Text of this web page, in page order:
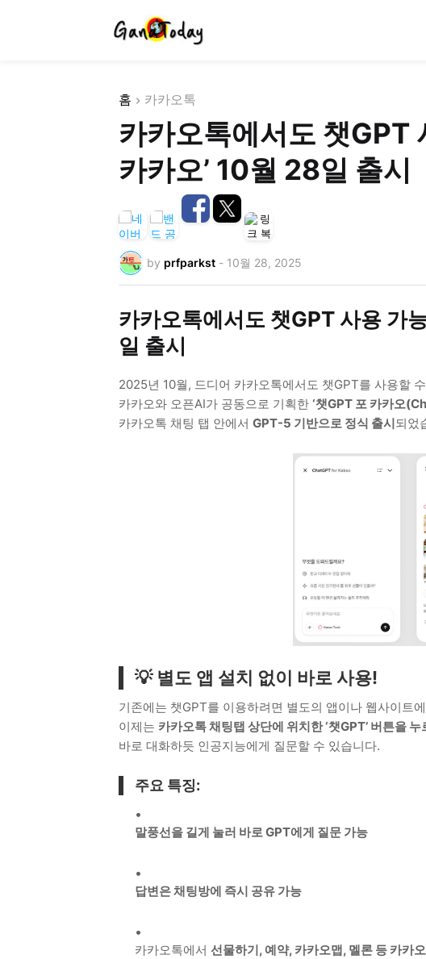
홈 카카오톡
카카오톡에서도 챗GPT
카카오’ 10월 28일 출시
by prfparkst - 10월 28, 2025
카카오톡에서도 챗GPT 사용 가
일 출시
2025년 10월, 드디어 카카오톡에서도 챗GPT를 사용할
카카오와 오픈AI가 공동으로 기획한 ‘챗GPT 포 카카오
카카오톡 채팅 탭 안에서 GPT-5 기반으로 정식 출시되었
💡 별도 앱 설치 없이 바로 사용!
기존에는 챗GPT를 이용하려면 별도의 앱이나 웹사이트
이제는 카카오톡 채팅탭 상단에 위치한 ‘챗GPT’ 버튼을
바로 대화하듯 인공지능에게 질문할 수 있습니다.
주요 특징:
말풍선을 길게 눌러 바로 GPT에게 질문 가능
답변은 채팅방에 즉시 공유 가능
카카오톡에서 선물하기, 예약, 카카오맵, 멜론 등 카카